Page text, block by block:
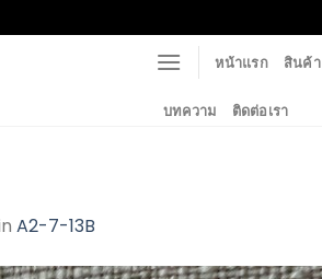
หน้าแรก สินค้า
บทความ ติดต่อเรา
A2-7-13B